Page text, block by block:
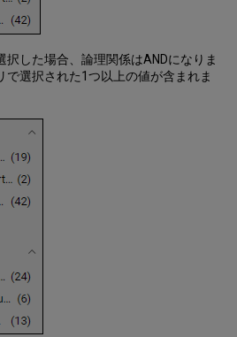
択した場合、論理関係はANDになりま
で選択された1つ以上の値が含まれま